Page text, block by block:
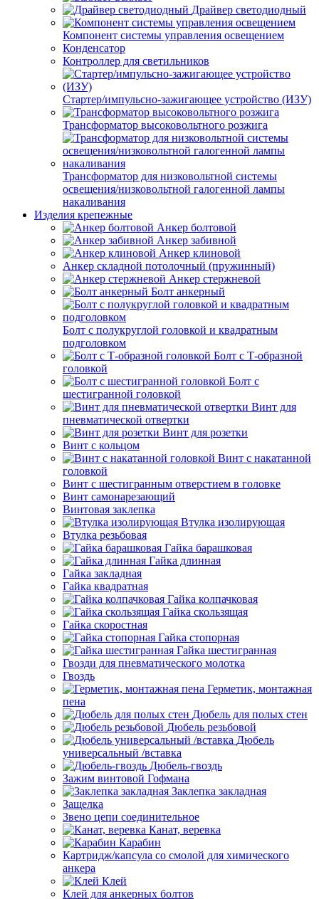
Драйвер светодиодный
Компонент системы управления освещением
Конденсатор
Контроллер для светильников
Стартер/импульсно-зажигающее устройство (ИЗУ)
Трансформатор высоковольтного розжига
Трансформатор для низковольтной системы
освещения/низковольтной галогенной лампы
накаливания
Изделия крепежные
Анкер болтовой
Анкер забивной
Анкер клиновой
Анкер складной потолочный (пружинный)
Анкер стержневой
Болт анкерный
Болт с полукруглой головкой и квадратным
подголовком
Болт с Т-образной
головкой
Болт с
шестигранной головкой
Винт для
пневматической отвертки
Винт для розетки
Винт с кольцом
Винт с накатанной
головкой
Винт с шестигранным отверстием в головке
Винт самонарезающий
Винтовая заклепка
Втулка изолирующая
Втулка резьбовая
Гайка барашковая
Гайка длинная
Гайка закладная
Гайка квадратная
Гайка колпачковая
Гайка скользящая
Гайка скоростная
Гайка стопорная
Гайка шестигранная
Гвозди для пневматического молотка
Гвоздь
Герметик, монтажная
пена
Дюбель для полых стен
Дюбель резьбовой
Дюбель
универсальный /вставка
Дюбель-гвоздь
Зажим винтовой Гофмана
Заклепка закладная
Защелка
Звено цепи соединительное
Канат, веревка
Карабин
Картридж/капсула со смолой для химического
анкера
Клей
Клей для анкерных болтов